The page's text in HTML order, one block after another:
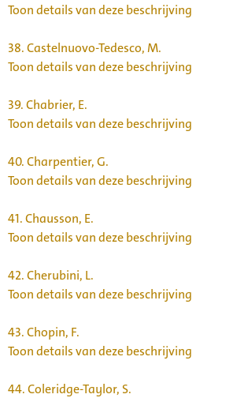
Toon details van deze beschrijving
38.Castelnuovo-Tedesco, M.
Toon details van deze beschrijving
39.Chabrier, E.
Toon details van deze beschrijving
40.Charpentier, G.
Toon details van deze beschrijving
41.Chausson, E.
Toon details van deze beschrijving
42.Cherubini, L.
Toon details van deze beschrijving
43.Chopin, F.
Toon details van deze beschrijving
44.Coleridge-Taylor, S.